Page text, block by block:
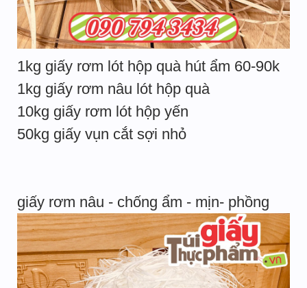
1kg giấy rơm lót hộp quà hút ẩm 60-90k
1kg giấy rơm nâu lót hộp quà
10kg giấy rơm lót hộp yến
50kg giấy vụn cắt sợi nhỏ
giấy rơm nâu - chống ẩm - mịn- phồng